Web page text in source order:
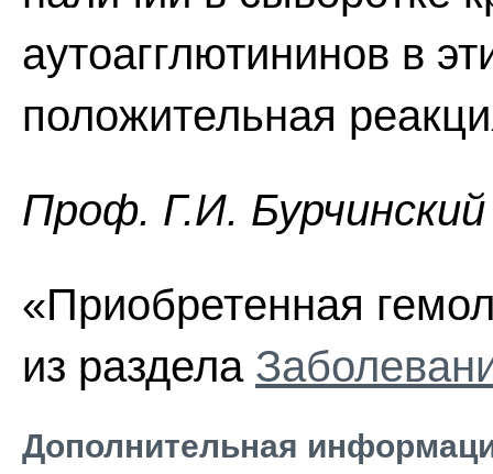
аутоагглютининов в
положительная
Проф. Г.И. Бурчинский
«Приобретенная
из раздела
Дополнительная